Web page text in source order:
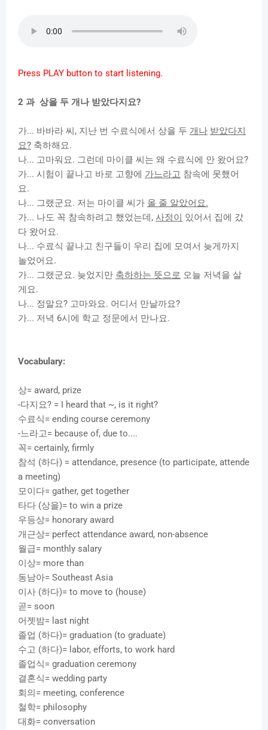
Press PLAY button to start listening.
2 과 상을 두 개나 받았다지요?
가... 바바라 씨, 지난 번 수료식에서 상을 두 개나 받았다지
요? 축하해요.
나... 고마워요. 그런데 마이클 씨는 왜 수료식에 안 왔어요?
가... 시험이 끝나고 바로 고향에 가느라고 참속에 못했어
요.
나... 그랬군요. 저는 마이클 씨가 올 줄 알았어요.
가... 나도 꼭 참속하려고 했었는데, 사정이 있어서 집에 갔
다 왔어요.
나... 수료식 끝나고 친구들이 우리 집에 모여서 늦게까지
놀었어요.
가... 그랬군요. 늦었지만 축하하는 뜻으로 오늘 저녁을 살
게요.
나... 정말요? 고마와요. 어디서 만날까요?
가... 저녁 6시에 학교 정문에서 만나요.
Vocabulary:
상= award, prize
-다지요? = I heard that ~, is it right?
수료식= ending course ceremony
-느라고= because of, due to....
꼭= certainly, firmly
참석 (하다) = attendance, presence (to participate, attende
a meeting)
모이다= gather, get together
타다 (상을)= to win a prize
우등상= honorary award
개근상= perfect attendance award, non-absence
월급= monthly salary
이상= more than
동남아= Southeast Asia
이사 (하다)= to move to (house)
곧= soon
어젯밤= last night
졸업 (하다)= graduation (to graduate)
수고 (하다)= labor, efforts, to work hard
졸업식= graduation ceremony
결혼식= wedding party
회의= meeting, conference
철학= philosophy
대화= conversation